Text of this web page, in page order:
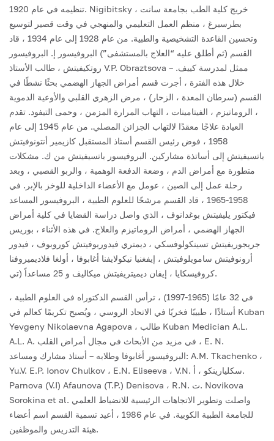
تنظيمه في عام 1920. Nigibitsky ، خريج كلية الطب بجامعة سانت
بطرسبرغ ، منظم العمل التعليمي والمنهجي في وقت قصير لتوسيع
وتحسين القاعدة التشخيصية والطبية. من عام 1928 إلى عام 1934 ، قاد
القسم (ثم أطلق عليه “العلاج بالمستشفى”) البروفيسور إ. البروفيسور
روتكيفيتش ، طالب الأستاذ V.P. Obraztsova – ممثل لمدرسة كييف.
خلال هذه الفترة ، أجرت قسم أمراض الجهاز الهضمي بحثًا نشطًا في
القسم (سرطان المعدة ، الزحار) ، مرض الزهري القلبي والأوعية الدموية
، الروماتيزم ، الفيتامينات ، التهاب المرارة المزمن ، وحمى التيفود. تقدم
العيادة علاجًا معقدًا لالتهاب الجزائن المصلي. من عام 1945 إلى عام
1958 ، فوض رئيس القسم أستاذ المستقبل كازيمير أنتونوفيتش
باتسيفيتش إلى أساتذة مشاركين. البروفيسور باتسيفيتش من ك. مشكلات
متطورة مع أمراض الدم ، وضعة الدفعة الوهمية ، والربو القصبي ، وبعد
رحلة عمل إلى الصين ، عومل مع الأعضاء الداخلية للوخز بالإبر. في
1958-1965 ، قاد القسم مرشحًا للعلوم الطبية ، البروفيسور المساعد
فيكتور يليفيتش بوغدانوف ، الذي واصل دراسة القضايا في كلية أمراض
الجهاز الهضمي ، أمراض الروماتيزم والعلاج. في هذه الأثناء ، بوريس
جريجوريفيتش تسينكولوفسكي ، ديمتري فيدوريوفيتش كوروبوف ، فيدور
أرونوفيتش سامويلوفيتش ، إيفغنيا نيكولايفنا أغابوفا ، أولغا فلاديميروفنا
كروفيسكايا ، إيفان ديميتريفيتش ميكاليف و 25 مساعداً (تي.
في 32 عامًا (1965-1997) ، ترأس القسم الدكتوراه في العلوم الطبية ،
أستاذًا ، طبيبًا فخريًا في الاتحاد الروسي ، ويُصبح تكريمًا كعالم في Kuban
Yevgeny Nikolaevna Agapova ، طالب Kuban Medician A.L.
A.L. A. في مزيد من الأبحاث في مجال أمراض القلب ، E. N.
البروفيسور أغابوفا وطلابه – أستاذ مشارك ومساعد: A.M. Tkachenko ،
Yu.V. E.P. Ionov Chulkov ، E.N. Eliseeva ، V.N. سكليارينكو ، أ.
Parnova (V.I) Afaunova (T.P.) Denisova ، R.N. ت. Novikova
Sorokina et al. واصلت وتطوير الاتجاهات الرئيسية للانضباط العلمي
للجامعة الطبية الكوبية. في عام 1986 ، أعيد تسمية القسم اسم أعضاء
هيئة التدريس والموظفين.